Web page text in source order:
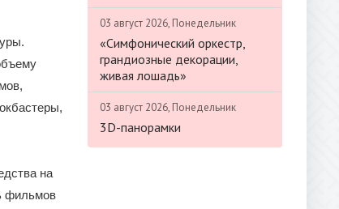
на
фильмов
03 август 2026, Понедельник
«Симфонический оркестр,
грандиозные декорации,
живая лошадь»
03 август 2026, Понедельник
3D-панорамки